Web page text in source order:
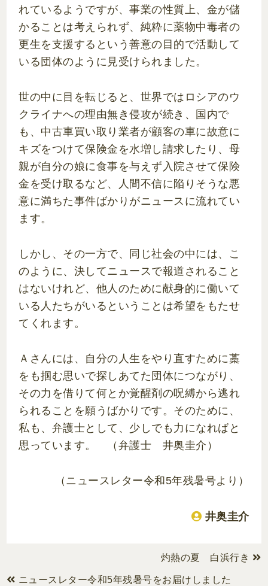
れているようですが、事業の性質上、金が儲
かることは考えられず、純粋に薬物中毒者の
更生を支援するという善意の目的で活動して
いる団体のように見受けられました。
世の中に目を転じると、世界ではロシアのウ
クライナへの理由無き侵攻が続き、国内で
も、中古車買い取り業者が顧客の車に故意に
キズをつけて保険金を水増し請求したり、母
親が自分の娘に食事を与えず入院させて保険
金を受け取るなど、人間不信に陥りそうな悪
意に満ちた事件ばかりがニュースに流れてい
ます。
しかし、その一方で、同じ社会の中には、こ
のように、決してニュースで報道されること
はないけれど、他人のために献身的に働いて
いる人たちがいるということは希望をもたせ
てくれます。
Ａさんには、自分の人生をやり直すために藁
をも掴む思いで探しあてた団体につながり、
その力を借りて何とか覚醒剤の呪縛から逃れ
られることを願うばかりです。そのために、
私も、弁護士として、少しでも力になればと
思っています。 （弁護士 井奥圭介）
（ニュースレター令和5年残暑号より）
井奥圭介
灼熱の夏 白浜行き
ニュースレター令和5年残暑号をお届けしました